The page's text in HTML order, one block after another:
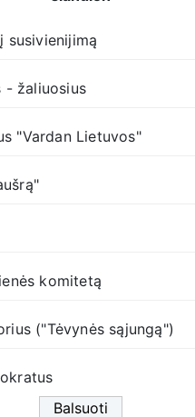
susivienijimą
- žaliuosius
"Vardan Lietuvos"
komitetą
("Tėvynės sąjungą")